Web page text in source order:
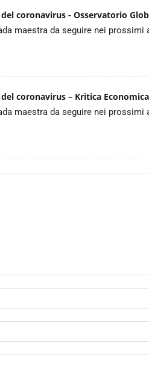
coronavirus - Osservatorio
maestra da seguire nei
coronavirus – Kritica Economica
maestra da seguire nei